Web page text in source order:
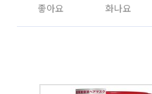
좋아요 화나요